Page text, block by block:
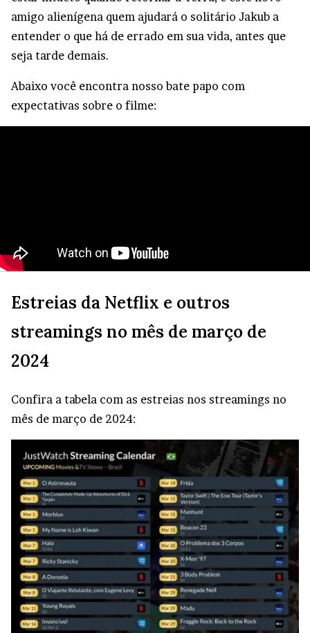
amigo alienígena quem ajudará o solitário Jakub a
entender o que há de errado em sua vida, antes que
seja tarde demais.
Abaixo você encontra nosso bate papo com
expectativas sobre o filme:
Estreias da Netflix e outros
streamings no mês de março de
2024
Confira a tabela com as estreias nos streamings no
mês de março de 2024: